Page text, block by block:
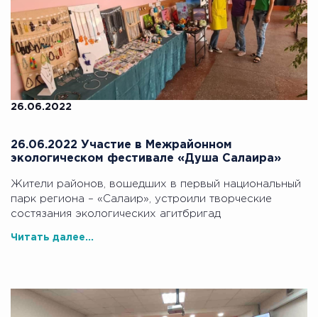
26.06.2022
26.06.2022 Участие в Межрайонном
экологическом фестивале «Душа Салаира»
Жители районов, вошедших в первый национальный
парк региона – «Салаир», устроили творческие
состязания экологических агитбригад
Читать далее...